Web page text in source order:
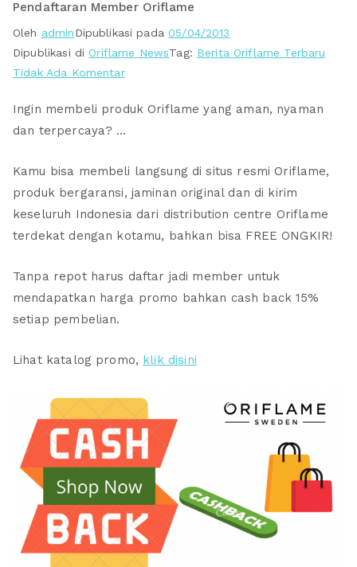
Pendaftaran Member Oriflame
Oleh adminDipublikasi pada05/04/2013
Dipublikasi diOriflame NewsTag: Berita Oriflame Terbaru
Tidak Ada Komentarpada
0813-
8328-
Layanan
Pembelian
dan
Pendaftaran
Oriflame
Ingin membeli produk Oriflame yang aman, nyaman
dan terpercaya? …
Kamu bisa membeli langsung di situs resmi Oriflame,
produk bergaransi, jaminan original dan di kirim
keseluruh Indonesia dari distribution centre Oriflame
terdekat dengan kotamu, bahkan bisa FREE ONGKIR!
Tanpa repot harus daftar jadi member untuk
mendapatkan harga promo bahkan cash back 15%
setiap pembelian.
Lihat katalog promo, klik disini